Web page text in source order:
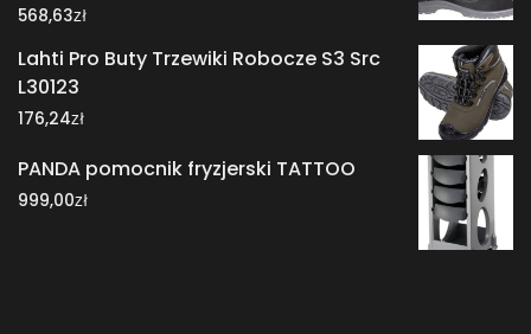
568,63zł
Lahti Pro Buty Trzewiki Robocze S3 Src
L30123
176,24zł
PANDA pomocnik fryzjerski TATTOO
999,00zł